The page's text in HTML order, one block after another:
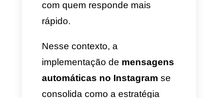
impulsionar o reconhecimento e
marca. No entanto, o sucesso
desse investimento não
depende apenas de um